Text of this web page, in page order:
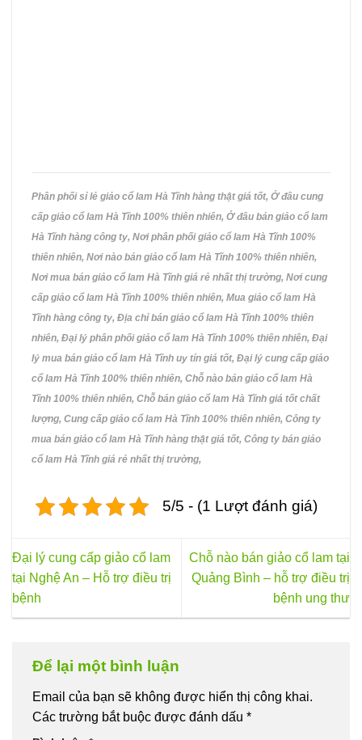
Phân phối sỉ lẻ giảo cổ lam Hà Tĩnh hàng thật giá tốt, Ở đâu cung
cấp giảo cổ lam Hà Tĩnh 100% thiên nhiên, Ở đâu bán giảo cổ lam
Hà Tĩnh hàng công ty, Nơi phân phối giảo cổ lam Hà Tĩnh 100%
thiên nhiên, Nơi nào bán giảo cổ lam Hà Tĩnh 100% thiên nhiên,
Nơi mua bán giảo cổ lam Hà Tĩnh giá rẻ nhất thị trường, Nơi cung
cấp giảo cổ lam Hà Tĩnh 100% thiên nhiên, Mua giảo cổ lam Hà
Tĩnh hàng công ty, Địa chỉ bán giảo cổ lam Hà Tĩnh 100% thiên
nhiên, Đại lý phân phối giảo cổ lam Hà Tĩnh 100% thiên nhiên, Đại
lý mua bán giảo cổ lam Hà Tĩnh uy tín giá tốt, Đại lý cung cấp giảo
cổ lam Hà Tĩnh 100% thiên nhiên, Chỗ nào bán giảo cổ lam Hà
Tĩnh 100% thiên nhiên, Chỗ bán giảo cổ lam Hà Tĩnh giá tốt chất
lượng, Cung cấp giảo cổ lam Hà Tĩnh 100% thiên nhiên, Công ty
mua bán giảo cổ lam Hà Tĩnh hàng thật giá tốt, Công ty bán giảo
cổ lam Hà Tĩnh giá rẻ nhất thị trường,
5/5 - (1 Lượt đánh giá)
Đại lý cung cấp giảo cổ lam
tại Nghệ An – Hỗ trợ điều trị
bệnh
Chỗ nào bán giảo cổ lam tại
Quảng Bình – hỗ trợ điều trị
bệnh ung thư
Để lại một bình luận
Email của bạn sẽ không được hiển thị công khai.
Các trường bắt buộc được đánh dấu *